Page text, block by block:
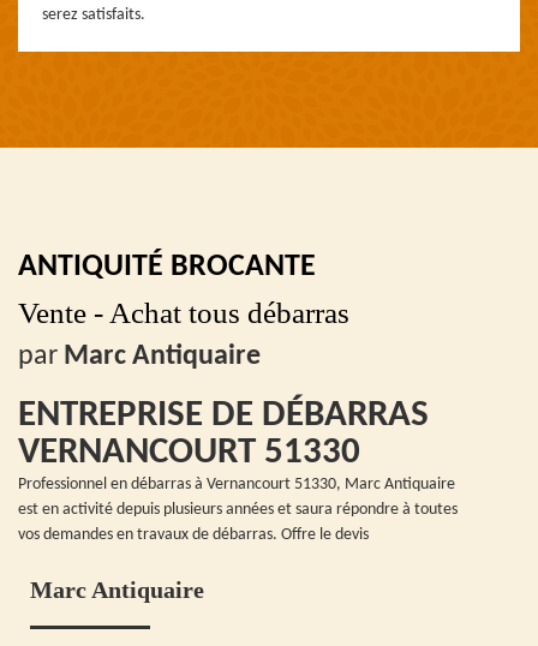
serez satisfaits.
ANTIQUITÉ BROCANTE
Vente - Achat tous débarras
par Marc Antiquaire
ENTREPRISE DE DÉBARRAS
VERNANCOURT 51330
Professionnel en débarras à Vernancourt 51330, Marc Antiquaire
est en activité depuis plusieurs années et saura répondre à toutes
vos demandes en travaux de débarras. Offre le devis
Marc Antiquaire